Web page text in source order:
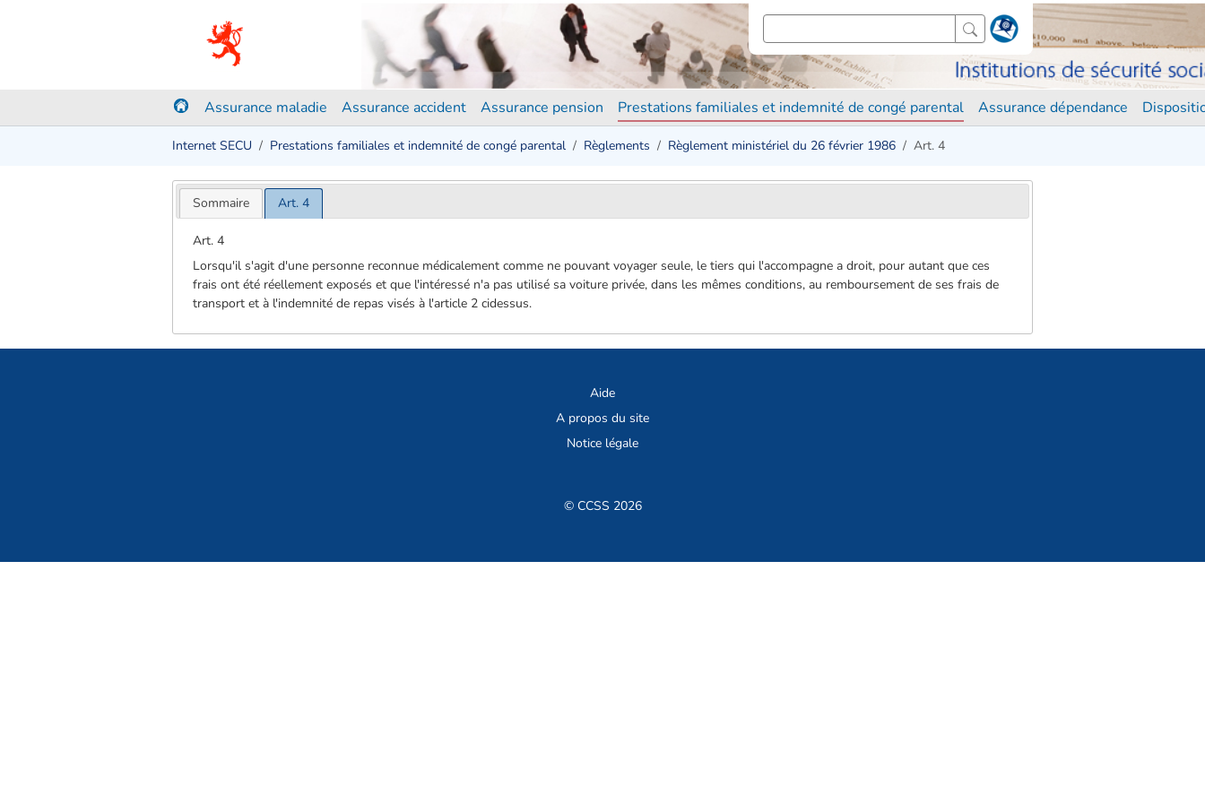
Assurance maladie Assurance accident Assurance pension Prestations familiales et indemnité de congé parental Assurance dépendance
Internet SECU Prestations familiales et indemnité de congé parental Règlements Règlement ministériel du 26 février 1986 Art. 4
Sommaire Art. 4
Art. 4
Lorsqu'il s'agit d'une personne reconnue médicalement comme ne pouvant voyager seule, le tiers qui l'accompagne a droit, pour autant que ces
frais ont été réellement exposés et que l'intéressé n'a pas utilisé sa voiture privée, dans les mêmes conditions, au remboursement de ses frais de
transport et à l'indemnité de repas visés à l'article 2 ci­dessus.
Aide
A propos du site
Notice légale
© CCSS 2026